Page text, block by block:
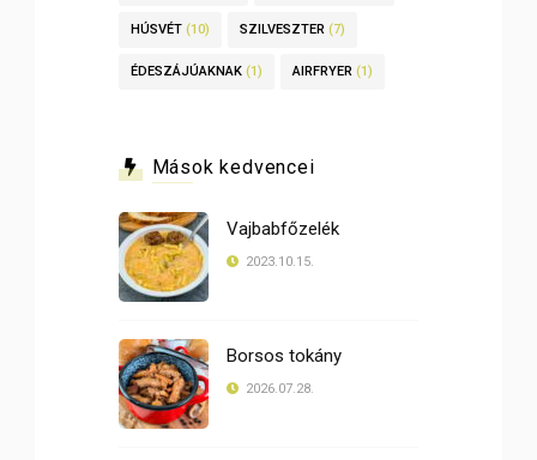
HÚSVÉT (10) SZILVESZTER (7)
ÉDESZÁJÚAKNAK (1) AIRFRYER (1)
Mások kedvencei
Vajbabfőzelék
2023.10.15.
Borsos tokány
2026.07.28.